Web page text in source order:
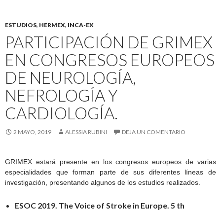
ESTUDIOS, HERMEX, INCA-EX
PARTICIPACIÓN DE GRIMEX
EN CONGRESOS EUROPEOS
DE NEUROLOGÍA,
NEFROLOGÍA Y
CARDIOLOGÍA.
2 MAYO, 2019 ALESSIA RUBINI DEJA UN COMENTARIO
GRIMEX estará presente en los congresos europeos de varias
especialidades que forman parte de sus diferentes líneas de
investigación, presentando algunos de los estudios realizados.
ESOC 2019. The Voice of Stroke in Europe. 5 th